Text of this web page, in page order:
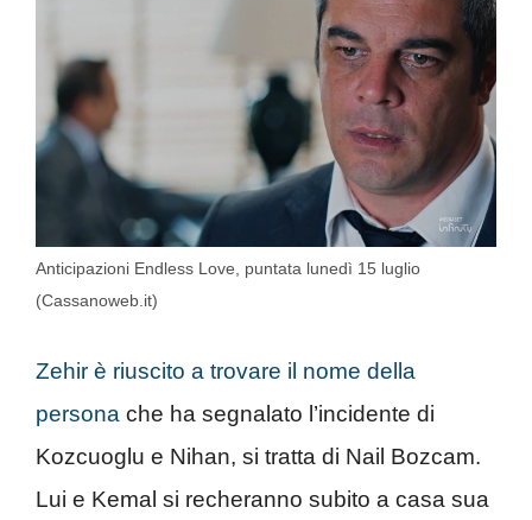
Anticipazioni Endless Love, puntata lunedì 15 luglio
(Cassanoweb.it)
Zehir è riuscito a trovare il nome della
persona che ha segnalato l’incidente di
Kozcuoglu e Nihan, si tratta di Nail Bozcam.
Lui e Kemal si recheranno subito a casa sua